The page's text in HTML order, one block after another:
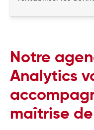
Notre
Analytics
maîtrise